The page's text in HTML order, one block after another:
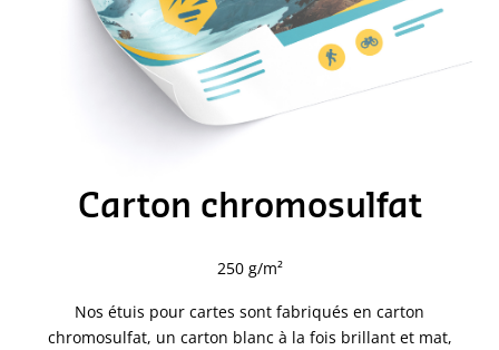
Carton chromosulfat
250 g/m²
Nos étuis pour cartes sont fabriqués en carton
chromosulfat, un carton blanc à la fois brillant et mat,